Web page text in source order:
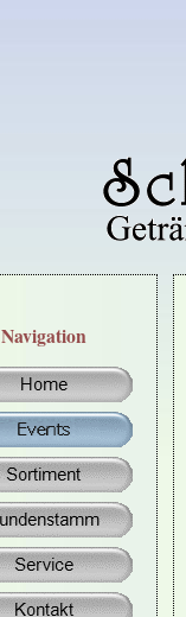
Navigation